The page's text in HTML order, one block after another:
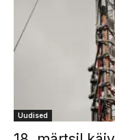
Uudised